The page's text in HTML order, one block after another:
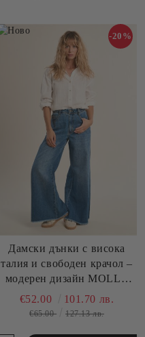
Дамски дънки с висока
талия и свободен крачол –
модерен дизайн MOLLY
BRACKEN (SKU) ED68CN
-20%
€52.00 101.70 лв.
€65.00 127.13 лв.